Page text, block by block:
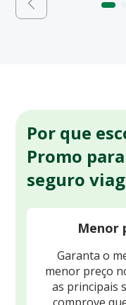
Por que
Promo
seguro
Menor
Garanta o
menor preço
as principais